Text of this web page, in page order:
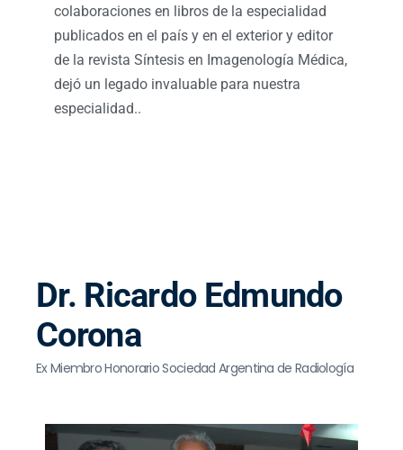
colaboraciones en libros de la especialidad
publicados en el país y en el exterior y editor
de la revista Síntesis en Imagenología Médica,
dejó un legado invaluable para nuestra
especialidad..
Dr. Ricardo Edmundo
Corona
Ex Miembro Honorario Sociedad Argentina de Radiología